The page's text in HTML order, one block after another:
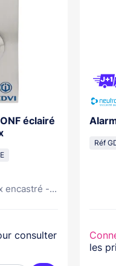
éclairé
encastré -...
consulter
Réf
les